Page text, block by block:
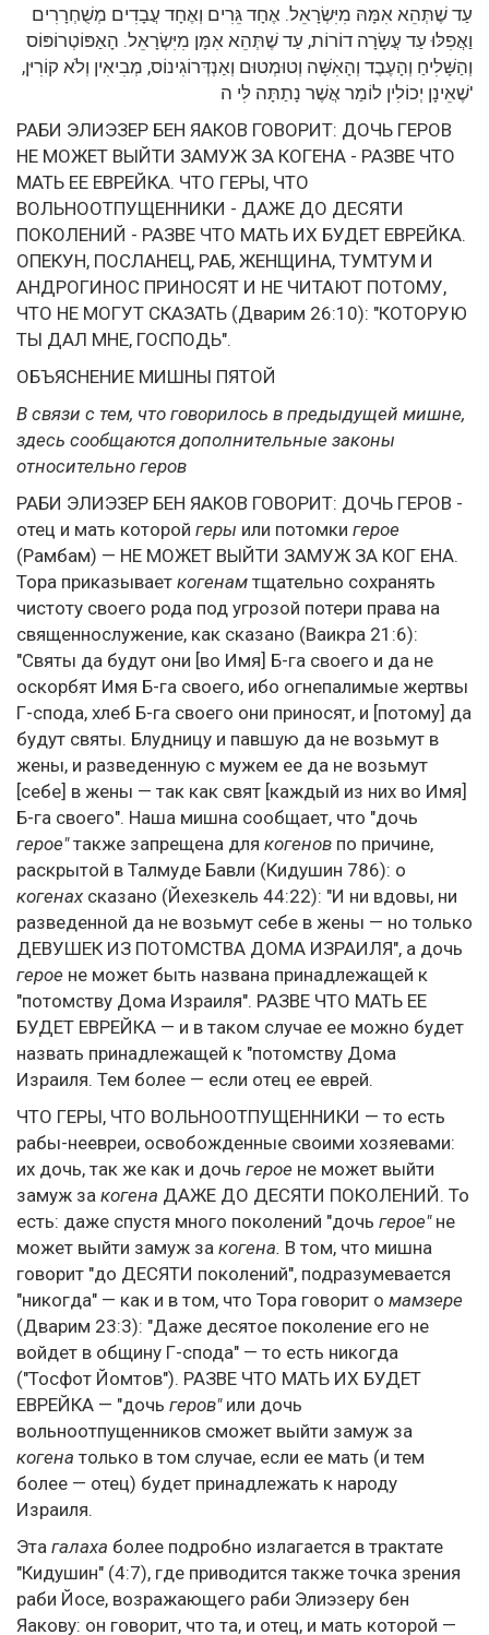
עַד שֶׁתְּהֵא אִמָּהּ מִיִּשְׂרָאֵל. אֶחָד גֵּרִים וְאֶחָד עֲבָדִים מְשֻׁחְרָרִים
וַאֲפִלּוּ עַד עֲשָׂרָה דוֹרוֹת, עַד שֶׁתְּהֵא אִמָּן מִיִּשְׂרָאֵל. הָאַפּוֹטְרוֹפּוֹס
וְהַשָּׁלִיחַ וְהָעֶבֶד וְהָאִשָּׁה וְטוּמְטוּם וְאַנְדְּרוֹגִינוֹס, מְבִיאִין וְלֹא קוֹרִיּן,
שֶׁאֵינָן יְכוֹלִין לוֹמַר אֲשֶׁר נָתַתָּה לִּי ה'
РАБИ ЭЛИЭЗЕР БЕН ЯАКОВ ГОВОРИТ: ДОЧЬ ГЕРОВ
НЕ МОЖЕТ ВЫЙТИ ЗАМУЖ ЗА КОГЕНА - РАЗВЕ ЧТО
МАТЬ ЕЕ ЕВРЕЙКА. ЧТО ГЕРЫ, ЧТО
ВОЛЬНООТПУЩЕННИКИ - ДАЖЕ ДО ДЕСЯТИ
ПОКОЛЕНИЙ - РАЗВЕ ЧТО МАТЬ ИХ БУДЕТ ЕВРЕЙКА.
ОПЕКУН, ПОСЛАНЕЦ, РАБ, ЖЕНЩИНА, ТУМТУМ И
АНДРОГИНОС ПРИНОСЯТ И НЕ ЧИТАЮТ ПОТОМУ,
ЧТО НЕ МОГУТ СКАЗАТЬ (Дварим 26:10): "КОТОРУЮ
ТЫ ДАЛ МНЕ, ГОСПОДЬ".
ОБЪЯСНЕНИЕ МИШНЫ ПЯТОЙ
В связи с тем, что говорилось в предыдущей мишне,
здесь сообщаются дополнительные законы
относительно геров
РАБИ ЭЛИЭЗЕР БЕН ЯАКОВ ГОВОРИТ: ДОЧЬ ГЕРОВ -
отец и мать которой геры или потомки герое
(Рамбам) — НЕ МОЖЕТ ВЫЙТИ ЗАМУЖ ЗА КОГ ЕНА.
Тора приказывает когенам тщательно сохранять
чистоту своего рода под угрозой потери права на
священнослужение, как сказано (Ваикра 21:6):
"Святы да будут они [во Имя] Б-га своего и да не
оскорбят Имя Б-га своего, ибо огнепалимые жертвы
Г-спода, хлеб Б-га своего они приносят, и [потому] да
будут святы. Блудницу и павшую да не возьмут в
жены, и разведенную с мужем ее да не возьмут
[себе] в жены — так как свят [каждый из них во Имя]
Б-га своего". Наша мишна сообщает, что "дочь
герое"также запрещена для когенов по причине,
раскрытой в Талмуде Бавли (Кидушин 786): о
когенах сказано (Йехезкель 44:22): "И ни вдовы, ни
разведенной да не возьмут себе в жены — но только
ДЕВУШЕК ИЗ ПОТОМСТВА ДОМА ИЗРАИЛЯ", а дочь
герое не может быть названа принадлежащей к
"потомству Дома Израиля". РАЗВЕ ЧТО МАТЬ ЕЕ
БУДЕТ ЕВРЕЙКА — и в таком случае ее можно будет
назвать принадлежащей к "потомству Дома
Израиля. Тем более — если отец ее еврей.
ЧТО ГЕРЫ, ЧТО ВОЛЬНООТПУЩЕННИКИ — то есть
рабы-неевреи, освобожденные своими хозяевами:
их дочь, так же как и дочь герое не может выйти
замуж за когена ДАЖЕ ДО ДЕСЯТИ ПОКОЛЕНИЙ. То
есть: даже спустя много поколений "дочь герое" не
может выйти замуж за когена. В том, что мишна
говорит "до ДЕСЯТИ поколений", подразумевается
"никогда" — как и в том, что Тора говорит о мамзере
(Дварим 23:3): "Даже десятое поколение его не
войдет в общину Г-спода" — то есть никогда
("Тосфот Йомтов"). РАЗВЕ ЧТО МАТЬ ИХ БУДЕТ
ЕВРЕЙКА — "дочь геров" или дочь
вольноотпущенников сможет выйти замуж за
когена только в том случае, если ее мать (и тем
более — отец) будет принадлежать к народу
Израиля.
Эта галаха более подробно излагается в трактате
"Кидушин" (4:7), где приводится также точка зрения
раби Йосе, возражающего раби Элиэзеру бен
Яакову: он говорит, что та, и отец, и мать которой —